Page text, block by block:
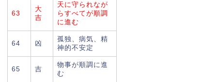
63
大
吉
天に守られなが
らすべてが順調
に進む
64 凶
孤独、病気、精
神的不安定
65 吉
物事が順調に進
む